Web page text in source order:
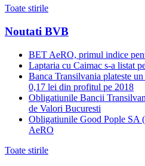
Toate stirile
Noutati BVB
BET AeRO, primul indice
Laptaria cu Caimac s-a listat
Banca Transilvania plateste
0,17 lei din profitul pe 2018
Obligatiunile Bancii
de Valori Bucuresti
Obligatiunile Good Pople SA
AeRO
Toate stirile